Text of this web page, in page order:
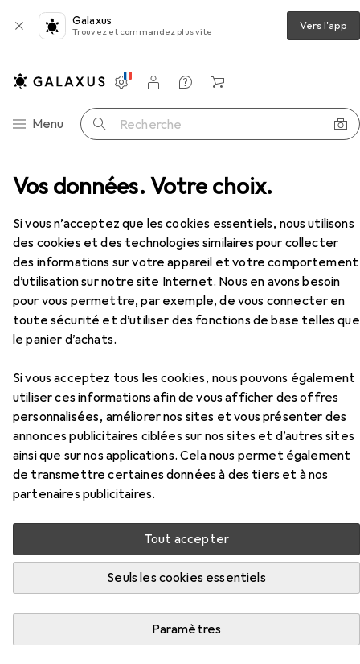
Vos données. Votre choix.
Si vous n’acceptez que les cookies essentiels, nous utilisons
des cookies et des technologies similaires pour collecter
des informations sur votre appareil et votre comportement
d’utilisation sur notre site Internet. Nous en avons besoin
pour vous permettre, par exemple, de vous connecter en
toute sécurité et d’utiliser des fonctions de base telles que
le panier d’achats.
Si vous acceptez tous les cookies, nous pouvons également
utiliser ces informations afin de vous afficher des offres
personnalisées, améliorer nos sites et vous présenter des
annonces publicitaires ciblées sur nos sites et d’autres sites
ainsi que sur nos applications. Cela nous permet également
de transmettre certaines données à des tiers et à nos
partenaires publicitaires.
Tout accepter
Seuls les cookies essentiels
Paramètres
Galaxus
Trouvez et commandez plus vite Vers l'app
Navigation par catégorie
Menu Recherche
Paramètres
Compte client
Listes de comparaison
Listes d'envies
Panier
+ Visseuses sans fil Flex Visseuse à choc sans fil
EUR
334,76
Visseuse à choc sans fil
Clé à chocs
choc sans fil
Ici, vous trouverez des accessoires compatibles avec le
produit Flex Visseuse à choc sans fil de la catégorie Clé à
douille + douilles.
Pertinence
Liste des produits
Clé à douille + douilles
EUR
93,90
Jeu de marteaux 14242M 1/2